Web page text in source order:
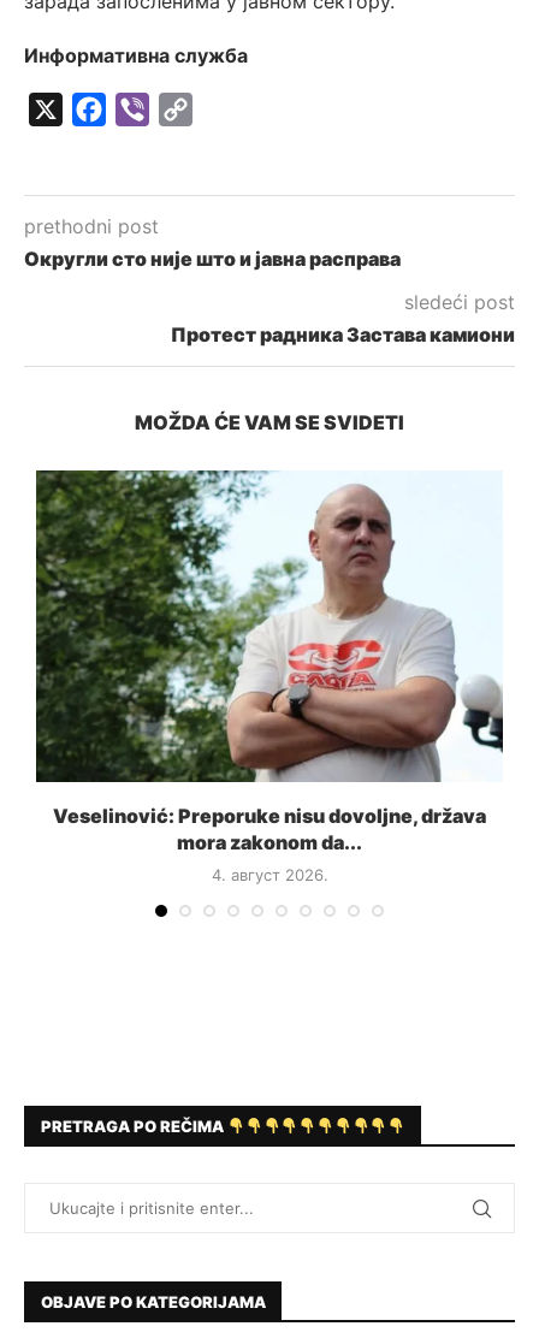
Информативна служба
Facebook
Viber
prethodni post
Округли сто није што и јавна расправа
sledeći post
Протест радника Застава камиони
MOŽDA ĆE VAM SE SVIDETI
Veselinović: Preporuke nisu dovoljne, država
mora zakonom da...
4. август 2026.
PRETRAGA PO REČIMA
OBJAVE PO KATEGORIJAMA